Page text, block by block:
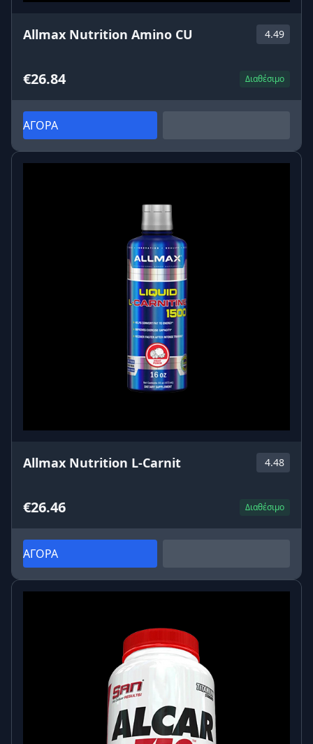
Allmax Nutrition Amino CU 4.49
€26.84 Διαθέσιμο
ΑΓΟΡΑ
Allmax Nutrition L-Carnit 4.48
€26.46 Διαθέσιμο
ΑΓΟΡΑ